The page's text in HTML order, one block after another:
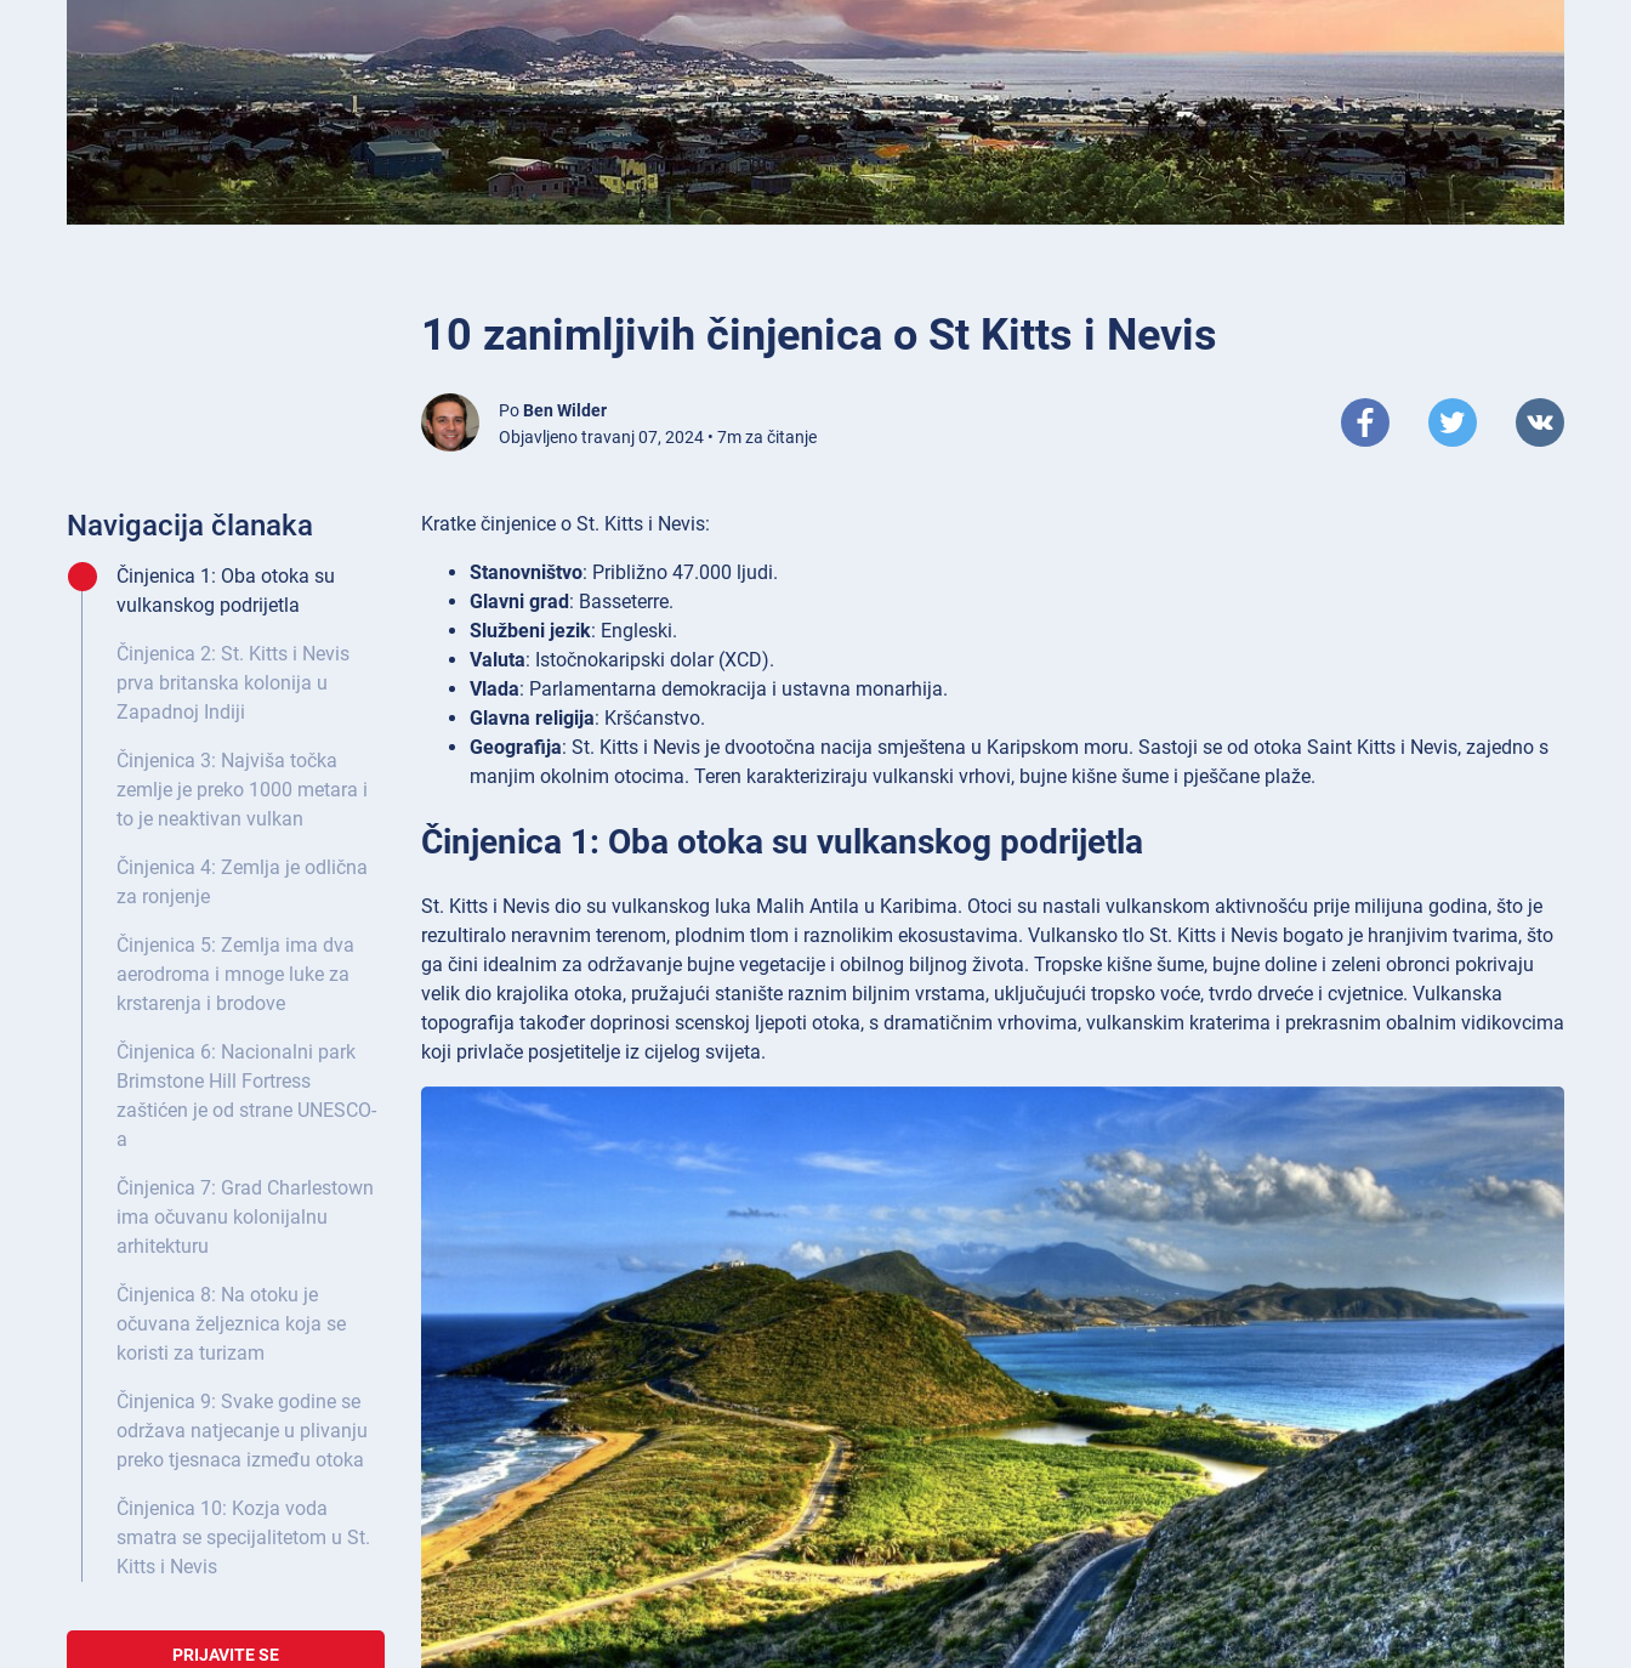
10 zanimljivih činjenica o St Kitts i Nevis
Po Ben Wilder
Objavljeno travanj 07, 2024 • 7m za čitanje
Navigacija članaka
Činjenica 1: Oba otoka su
vulkanskog podrijetla
Činjenica 2: St. Kitts i Nevis
prva britanska kolonija u
Zapadnoj Indiji
Činjenica 3: Najviša točka
zemlje je preko 1000 metara i
to je neaktivan vulkan
Činjenica 4: Zemlja je odlična
za ronjenje
Činjenica 5: Zemlja ima dva
aerodroma i mnoge luke za
krstarenja i brodove
Činjenica 6: Nacionalni park
Brimstone Hill Fortress
zaštićen je od strane UNESCO-
a
Činjenica 7: Grad Charlestown
ima očuvanu kolonijalnu
arhitekturu
Činjenica 8: Na otoku je
očuvana željeznica koja se
koristi za turizam
Činjenica 9: Svake godine se
održava natjecanje u plivanju
preko tjesnaca između otoka
Činjenica 10: Kozja voda
smatra se specijalitetom u St.
Kitts i Nevis
PRIJAVITE SE
Kratke činjenice o St. Kitts i Nevis:
Stanovništvo: Približno 47.000 ljudi.
Glavni grad : Basseterre.
Službeni jezik: Engleski.
Valuta: Istočnokaripski dolar (XCD).
Vlada: Parlamentarna demokracija i ustavna monarhija.
Glavna religija: Kršćanstvo.
Geografija: St. Kitts i Nevis je dvootočna nacija smještena u Karipskom moru. Sastoji se od otoka Saint Kitts i Nevis, zajedno s
manjim okolnim otocima. Teren karakteriziraju vulkanski vrhovi, bujne kišne šume i pješčane plaže.
Činjenica 1: Oba otoka su vulkanskog podrijetla
St. Kitts i Nevis dio su vulkanskog luka Malih Antila u Karibima. Otoci su nastali vulkanskom aktivnošću prije milijuna godina, što je
rezultiralo neravnim terenom, plodnim tlom i raznolikim ekosustavima. Vulkansko tlo St. Kitts i Nevis bogato je hranjivim tvarima, što
ga čini idealnim za održavanje bujne vegetacije i obilnog biljnog života. Tropske kišne šume, bujne doline i zeleni obronci pokrivaju
velik dio krajolika otoka, pružajući stanište raznim biljnim vrstama, uključujući tropsko voće, tvrdo drveće i cvjetnice. Vulkanska
topografija također doprinosi scenskoj ljepoti otoka, s dramatičnim vrhovima, vulkanskim kraterima i prekrasnim obalnim vidikovcima
koji privlače posjetitelje iz cijelog svijeta.